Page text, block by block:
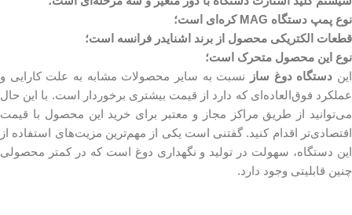
نوع پمپ دستگاه MAG کره‌ای است؛
قطعات الکتریکی محصول از برند اشنایدر فرانسه است؛
نوع این محصول متحرک است؛
این دستگاه دوغ ساز
نسبت به سایر محصولات مشابه به علت کارایی و
عملکرد فوق‌العاده‌ای که دارد از قیمت بیشتری برخوردار است. با این حال
می‌توانید از طریق مراکز مجاز و معتبر برای خرید این محصول با قیمت
اقتصادی‌تر اقدام کنید. گفتنی است یکی از مهم‌ترین مزیت‌های استفاده از
این دستگاه، سهولت در تولید و نگهداری دوغ است که در کمتر محصولی
چنین قابلیتی وجود دارد.